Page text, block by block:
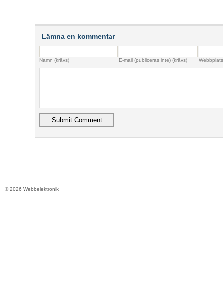
Lämna en kommentar
Namn (krävs) E-mail (publiceras inte) (krävs)
© 2026 Webbelektronik